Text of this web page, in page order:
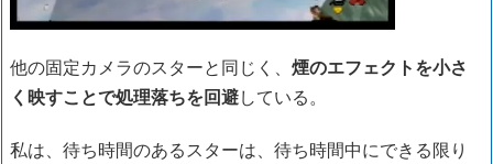
他の固定カメラのスターと同じく、 煙のエフェクトを小さ
く映すことで処理落ちを回避している。
私は、待ち時間のあるスターは、待ち時間中にできる限り